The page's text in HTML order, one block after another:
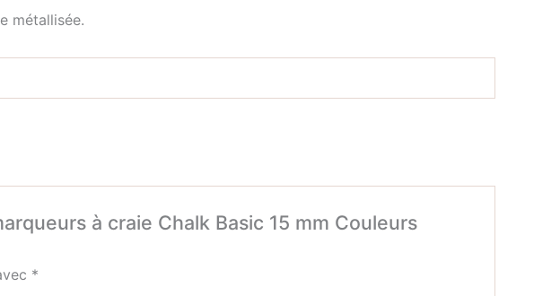
métallisée.
à craie Chalk Basic 15 mm Couleurs
*